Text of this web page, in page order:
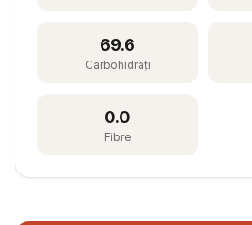
69.6
Carbohidrați
0.0
Fibre